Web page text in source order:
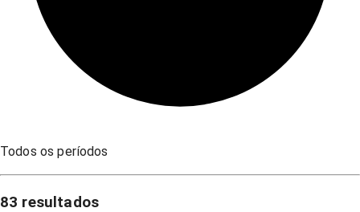
Todos os períodos
83 resultados